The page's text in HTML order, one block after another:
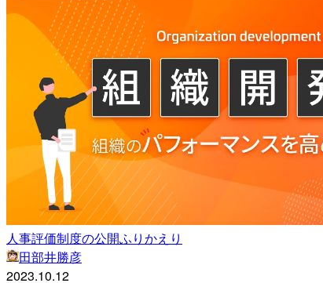
人事評価制度の公開ふりかえり
田部井勝彦
2023.10.12